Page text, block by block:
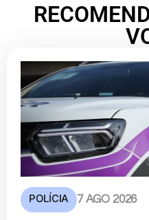
POLÍCIA 7 AGO 2026